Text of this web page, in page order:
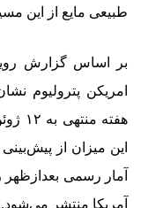
طبیعی مایع از این
بر اساس گزارش
امریکن پترولیوم
آمار رسمی
آمریکا منتشر می‌شود.